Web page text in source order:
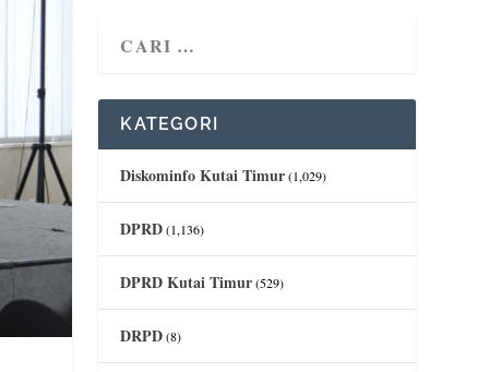
KATEGORI
Diskominfo Kutai Timur(1,029)
DPRD(1,136)
DPRD Kutai Timur(529)
DRPD(8)